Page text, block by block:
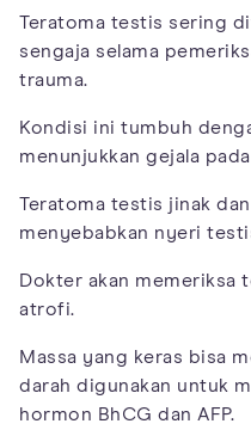
Teratoma testis sering
sengaja selama
trauma.
Kondisi ini tumbuh
menunjukkan gejala
Teratoma testis jinak
menyebabkan nyeri
Dokter akan memeriksa
atrofi.
Massa yang keras bisa
darah digunakan untuk
hormon BhCG dan AFP.